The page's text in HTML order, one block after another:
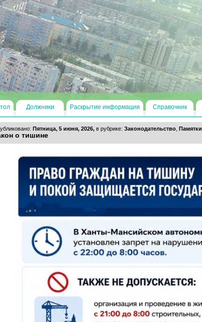
Должники Раскрытие информации Справочник
Пятница, 5 июня, 2026, в рубрике: Законодательство Памятки
о тишине